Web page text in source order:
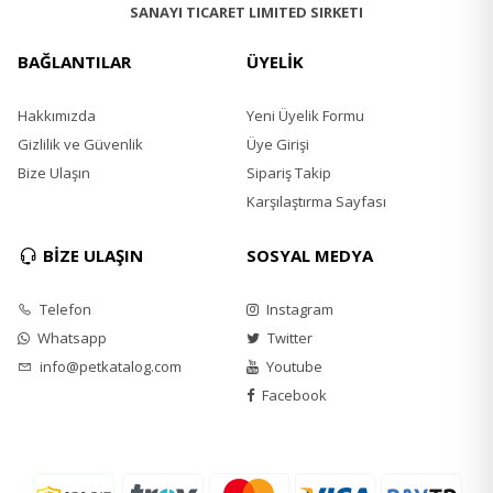
Protein %33,
Ham kül %8,
Omega 3 %0.65,
SANAYI TICARET LIMITED SIRKETI
BAĞLANTILAR
Hakkımızda
Gizlilik ve Güvenlik
Bize Ulaşın
ÜYELİK
Yeni Üyelik Formu
Üye Girişi
Sipariş Takip
Karşılaştırma Sayfası
BİZE ULAŞIN
Telefon
Whatsapp
info@petkatalog.com
SOSYAL MEDYA
Instagram
Twitter
Youtube
Facebook